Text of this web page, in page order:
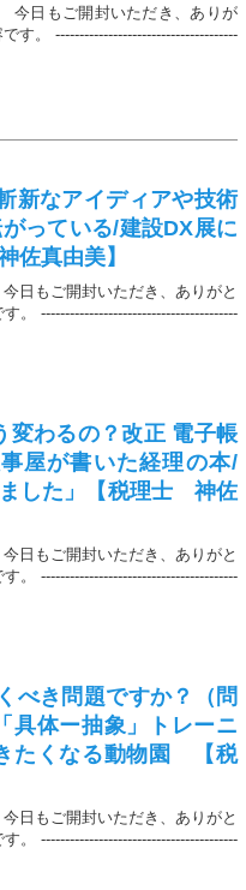
今日もご開封いただき、ありが
す。 --------------------------------------
新なアイディアや技術
っている/建設DX展に
真由美】
日もご開封いただき、ありがと
。 -----------------------------------------
わるの？改正 電子帳
屋が書いた経理の本/
ました」【税理士 神佐
日もご開封いただき、ありがと
。 -----------------------------------------
べき問題ですか？（問
具体ー抽象」トレーニ
たくなる動物園 【税
日もご開封いただき、ありがと
。 -----------------------------------------